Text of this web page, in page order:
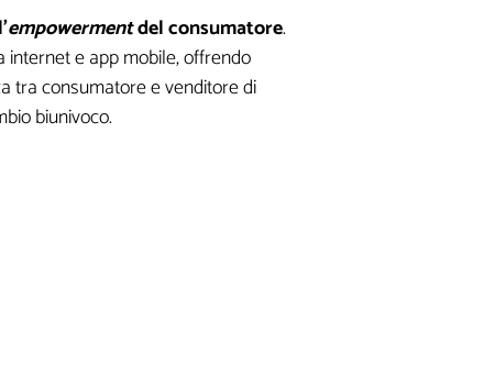
empowermentdel consumatore.
internet e app mobile, offrendo
tra consumatore e venditore di
biunivoco.